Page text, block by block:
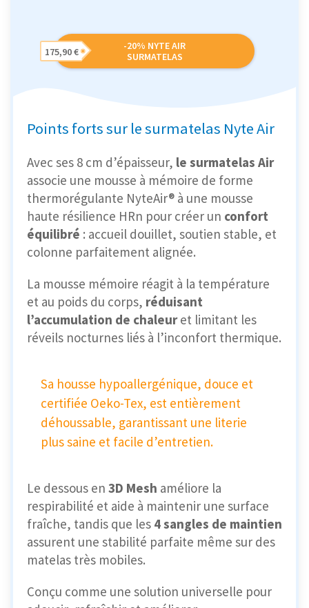
-20% NYTE AIR
SURMATELAS
175,90 €
Points forts sur le surmatelas Nyte Air
Avec ses 8 cm d’épaisseur, le surmatelas Air
associe une mousse à mémoire de forme
thermorégulante NyteAir® à une mousse
haute résilience HRn pour créer un confort
équilibré : accueil douillet, soutien stable, et
colonne parfaitement alignée.
La mousse mémoire réagit à la température
et au poids du corps, réduisant
l’accumulation de chaleuret limitant les
réveils nocturnes liés à l’inconfort thermique.
Sa housse hypoallergénique, douce et
certifiée Oeko-Tex, est entièrement
déhoussable, garantissant une literie
plus saine et facile d’entretien.
Le dessous en 3D Mesh améliore la
respirabilité et aide à maintenir une surface
fraîche, tandis que les 4 sangles de maintien
assurent une stabilité parfaite même sur des
matelas très mobiles.
Conçu comme une solution universelle pour